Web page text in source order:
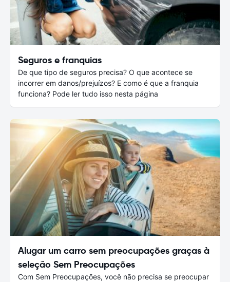
Seguros e franquias
De que tipo de seguros precisa? O que acontece se
incorrer em danos/prejuízos? E como é que a franquia
funciona? Pode ler tudo isso nesta página
Alugar um carro sem preocupações graças à
seleção Sem Preocupações
Com Sem Preocupações, você não precisa se preocupar